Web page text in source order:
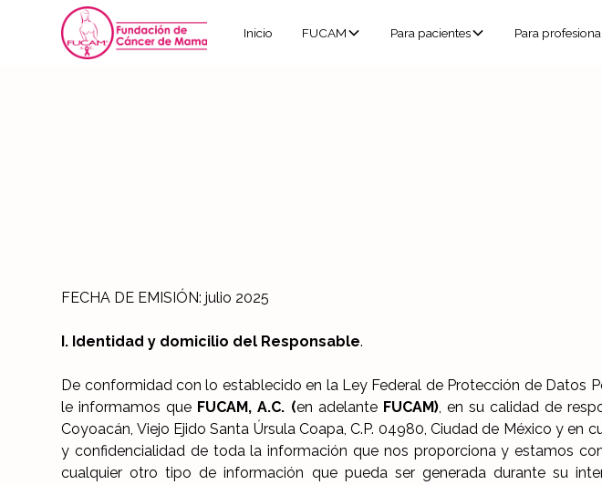
Inicio FUCAM Para pacientes Para
FECHA DE EMISIÓN: julio 2025
I. Identidad y domicilio del Responsable.
De conformidad con lo establecido en la Ley Federal de Protección de Datos
le informamos que FUCAM, A.C. (en adelante FUCAM), en su calidad de
Coyoacán, Viejo Ejido Santa Úrsula Coapa, C.P. 04980, Ciudad de México y
y confidencialidad de toda la información que nos proporciona y estamos
cualquier otro tipo de información que pueda ser generada durante su